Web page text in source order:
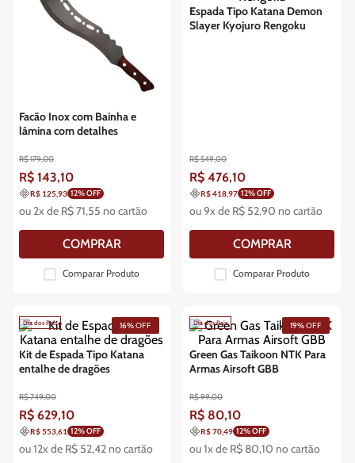
Facão Inox com Bainha e
lâmina com detalhes
R$179,00
R$ 143,10
R$ 125,93 12% OFF
ou 2x de R$71,55 no cartão
COMPRAR
Comparar Produto
Espada Tipo Katana Demon
Slayer Kyojuro Rengoku
R$549,00
R$ 476,10
R$ 418,97 12% OFF
ou9x de R$ 52,90 no cartão
COMPRAR
Comparar Produto
Dia dos Pais
Kit de Espada Tipo Katana
entalhe de dragões
R$749,00
R$ 629,10
16%OFF
R$ 553,61 12% OFF
ou12x de R$ 52,42 no cartão
Dia dos Pais
Green Gas Taikoon NTK Para
Armas Airsoft GBB
R$99,00
R$ 80,10
19%OFF
R$ 70,49 12% OFF
ou1x de R$ 80,10 no cartão